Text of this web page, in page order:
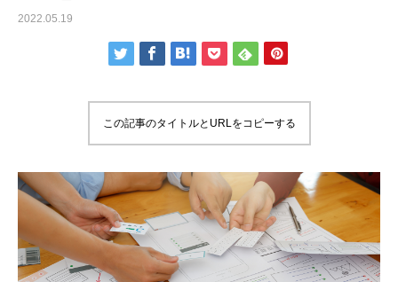
2022.05.19
この記事のタイトルとURLをコピーする